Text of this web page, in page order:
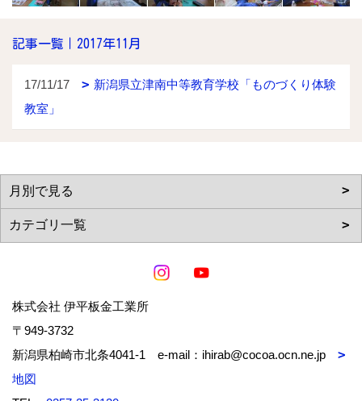
記事一覧｜2017年11月
17/11/17
新潟県立津南中等教育学校「ものづくり体験
教室」
株式会社 伊平板金工業所
〒949-3732
新潟県柏崎市北条4041-1 e-mail：ihirab@cocoa.ocn.ne.jp
地図